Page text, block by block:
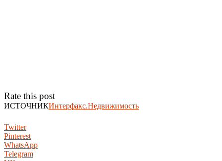
Rate this post
ИСТОЧНИКИнтерфакс.Недвижимость
Twitter
Pinterest
WhatsApp
Telegram